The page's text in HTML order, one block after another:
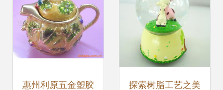
惠州利原五金塑胶 探索树脂工艺之美